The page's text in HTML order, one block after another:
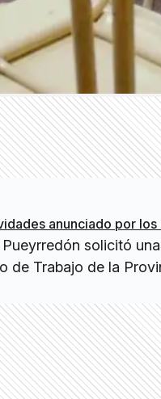
anunciado por
solicitó
de Trabajo de la